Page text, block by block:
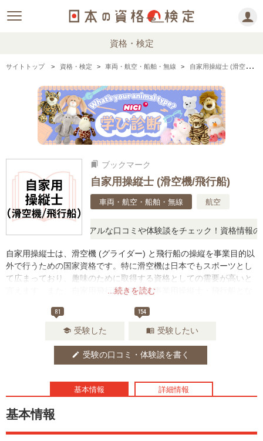
資格・検定
サイトトップ 資格・検定 車両・航空・船舶・無線 自家用操縦士 (滑空機/飛行船)の情報まとめ
bookmarks ブックマーク
自家用操縦士 (滑空機/飛行船)
車両・航空・船舶・無線 航空
に思ったら、リアルな口コミや体験談をチェック！資格情報の下
...続きを読む
自家用操縦士は、滑空機 (グライダー) と飛行船の操縦を事業目的以
外で行うための国家資格です。特に滑空機は日本でもスポーツとし
て広まっており、趣味のために取得する資格としての需要が高いと
言えます。また、自家用飛行船はプロの事業用操縦士・飛行船とな
81
school 受験した
154
menu_book 受験したい
edit 受験の口コミ・体験談を書く
基本情報 詳細情報
基本情報